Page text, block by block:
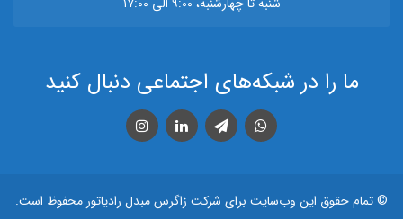
ما را در شبکه‌های اجتماعی دنبال کنید
واتس اپتلگرام لینکدیناینستاگرام
© تمام حقوق اين وب‌سايت برای شرکت زاگرس مبدل رادیاتور محفوظ است.